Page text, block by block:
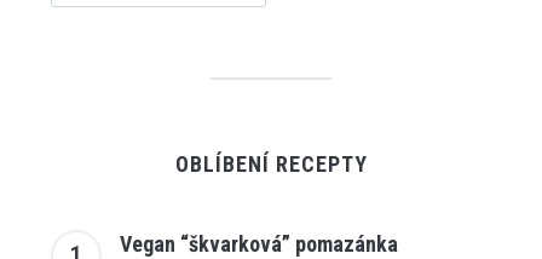
OBLÍBENÍ RECEPTY
Vegan “škvarková” pomazánka